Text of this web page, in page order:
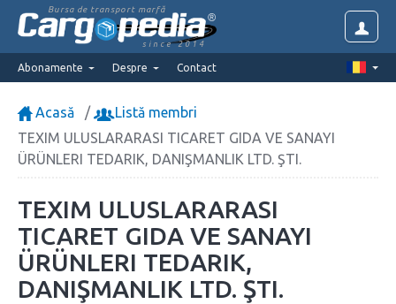
Bursa de transport marfă
since 2014
Abonamente Despre Contact
Acasă
Listă membri
TEXIM ULUSLARARASI TICARET GIDA VE SANAYI
ÜRÜNLERI TEDARIK, DANIŞMANLIK LTD. ŞTI.
TEXIM ULUSLARARASI
TICARET GIDA VE SANAYI
ÜRÜNLERI TEDARIK,
DANIŞMANLIK LTD. ŞTI.